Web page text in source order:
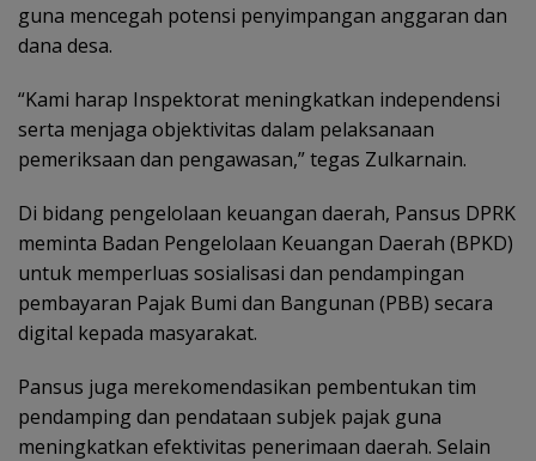
guna mencegah potensi penyimpangan anggaran dan
dana desa.
“Kami harap Inspektorat meningkatkan independensi
serta menjaga objektivitas dalam pelaksanaan
pemeriksaan dan pengawasan,” tegas Zulkarnain.
Di bidang pengelolaan keuangan daerah, Pansus DPRK
meminta Badan Pengelolaan Keuangan Daerah (BPKD)
untuk memperluas sosialisasi dan pendampingan
pembayaran Pajak Bumi dan Bangunan (PBB) secara
digital kepada masyarakat.
Pansus juga merekomendasikan pembentukan tim
pendamping dan pendataan subjek pajak guna
meningkatkan efektivitas penerimaan daerah. Selain